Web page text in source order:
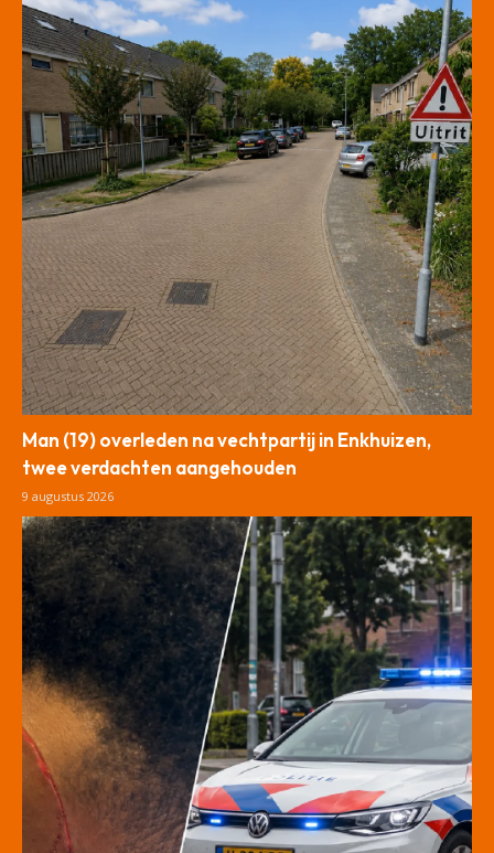
Man (19) overleden na vechtpartij in Enkhuizen,
twee verdachten aangehouden
9 augustus 2026